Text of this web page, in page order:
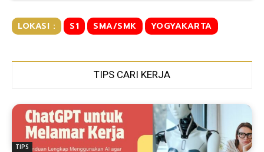
LOKASI : S1 SMA/SMK YOGYAKARTA
TIPS CARI KERJA
TIPS